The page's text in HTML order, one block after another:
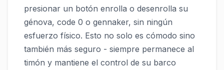
presionar un botón enrolla o desenrolla su
génova, code 0 o gennaker, sin ningún
esfuerzo físico. Esto no solo es cómodo sino
también más seguro - siempre permanece al
timón y mantiene el control de su barco